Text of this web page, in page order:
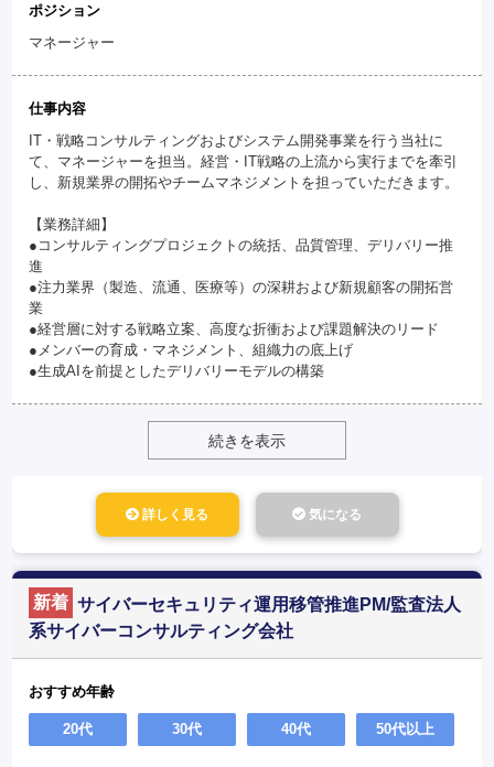
ポジション
マネージャー
仕事内容
IT・戦略コンサルティングおよびシステム開発事業を行う当社に
て、マネージャーを担当。経営・IT戦略の上流から実行までを牽引
し、新規業界の開拓やチームマネジメントを担っていただきます。
【業務詳細】
●コンサルティングプロジェクトの統括、品質管理、デリバリー推
進
●注力業界（製造、流通、医療等）の深耕および新規顧客の開拓営
業
●経営層に対する戦略立案、高度な折衝および課題解決のリード
●メンバーの育成・マネジメント、組織力の底上げ
●生成AIを前提としたデリバリーモデルの構築
続きを表示
詳しく見る 気になる
新着 サイバーセキュリティ運用移管推進PM/監査法人
系サイバーコンサルティング会社
おすすめ年齢
20代 30代 40代 50代以上